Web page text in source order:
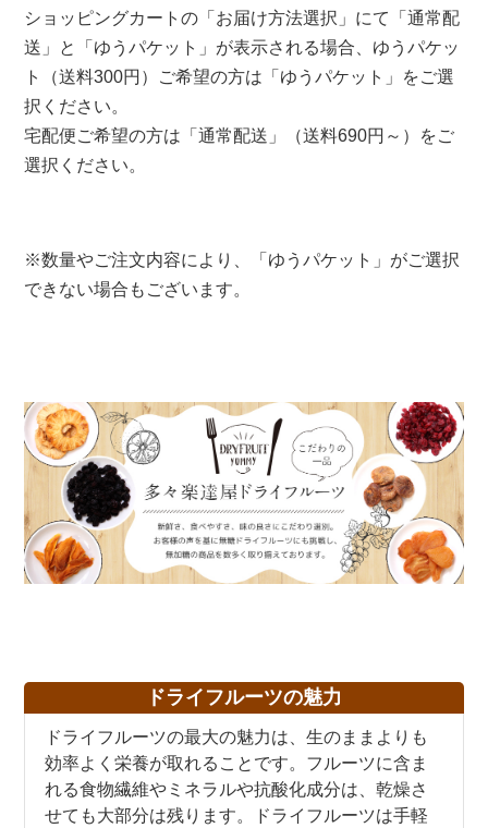
ショッピングカートの「お届け方法選択」にて「通常配
送」と「ゆうパケット」が表示される場合、ゆうパケッ
ト（送料300円）ご希望の方は「ゆうパケット」をご選
択ください。
宅配便ご希望の方は「通常配送」（送料690円～）をご
選択ください。
※数量やご注文内容により、「ゆうパケット」がご選択
できない場合もございます。
ドライフルーツの魅力
ドライフルーツの最大の魅力は、生のままよりも
効率よく栄養が取れることです。フルーツに含ま
れる食物繊維やミネラルや抗酸化成分は、乾燥さ
せても大部分は残ります。ドライフルーツは手軽